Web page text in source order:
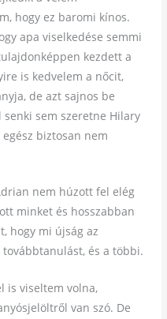
hogy ez baromi kínos.
apa viselkedése semmi
kezdett a
is kedvelem a nőcit,
de azt sajnos be
sem szeretne Hilary
biztosan nem
nem húzott fel elég
minket és hosszabban
hogy mi újság az
és a többi.
is viseltem volna,
van szó. De